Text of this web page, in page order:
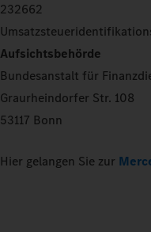
232662
Aufsichtsbehörde
Bundesanstalt für
Graurheindorfer Str. 108
53117 Bonn
Hier gelangen Sie zur